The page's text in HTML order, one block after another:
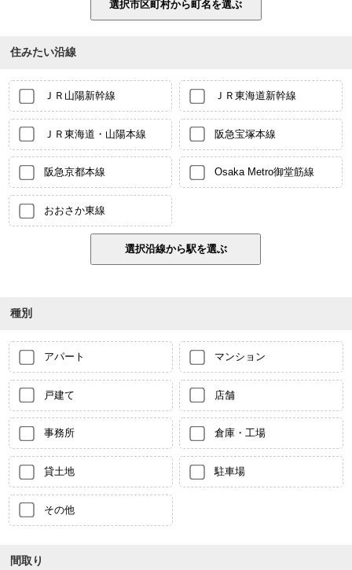
住みたい沿線
ＪＲ山陽新幹線 ＪＲ東海道新幹線
ＪＲ東海道・山陽本線 阪急宝塚本線
阪急京都本線 Osaka Metro御堂筋線
おおさか東線
種別
アパート マンション
戸建て 店舗
事務所 倉庫・工場
貸土地 駐車場
その他
間取り